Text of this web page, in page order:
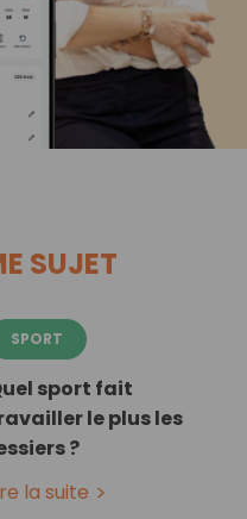
SUJET
SPORT
sport fait
le plus les
?
la suite